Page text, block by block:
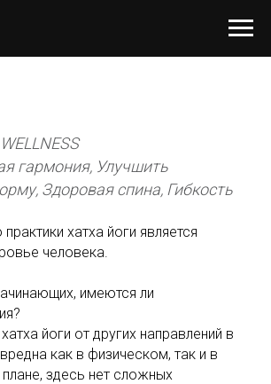
WELLNESS
гармония, Улучшить
Здоровая спина, Гибкость
хатха йоги является
человека.
имеются ли
йоги от других направлений в
как в физическом, так и в
здесь нет сложных